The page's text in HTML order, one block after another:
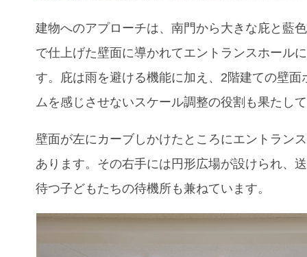
建物へのアプローチは、南門から大きな庇と藍
で仕上げた壁面に導かれてエントランスホール
す。庇は雨を避ける機能に加え、2階建ての壁面
ムを感じさせないスケール調整の役割も果たし
壁面が左にカーブしかけたところにエントラン
あります。その右手には円形広場が設けられ、
待つ子どもたちの待機所も兼ねています。